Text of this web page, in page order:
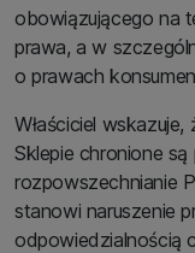
obowiązującego na
prawa, a w
o prawach
Właściciel
Sklepie chronione
rozpowszechnianie
stanowi naruszenie
odpowiedzialnością